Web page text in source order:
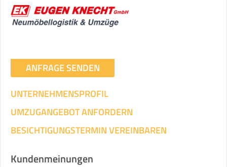
ANFRAGE SENDEN
UNTERNEHMENSPROFIL
UMZUGANGEBOT ANFORDERN
BESICHTIGUNGSTERMIN VEREINBAREN
Kundenmeinungen